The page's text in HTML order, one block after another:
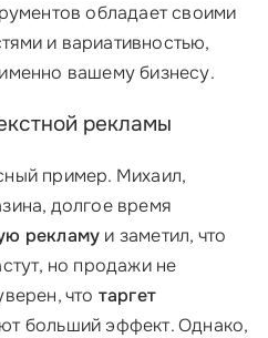
обладает своими
и вариативностью,
вашему бизнесу.
рекламы
пример. Михаил,
долгое время
рекламу и заметил, что
но продажи не
что таргет
больший эффект. Однако,